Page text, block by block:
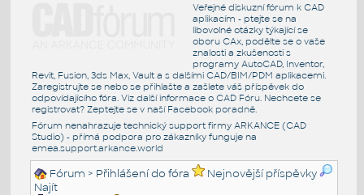
Veřejné diskuzní fórum k CAD
aplikacím - ptejte se na
libovolné otázky týkající se
oboru CAx, podělte se o vaše
znalosti a zkušenosti s
programy AutoCAD, Inventor,
Revit, Fusion, 3ds Max, Vault a s dalšími CAD/BIM/PDM aplikacemi.
Zaregistrujte se nebo se přihlašte a zašlete váš příspěvek do
odpovídajícího fóra. Viz další informace o CAD Fóru. Nechcete se
registrovat? Zeptejte se v naší Facebook poradně.
Fórum nenahrazuje technický support firmy ARKANCE (CAD
Studio) - přímá podpora pro zákazníky funguje na
emea.support.arkance.world
Fórum > Přihlášení do fóra
Nejnovější příspěvky
Najít